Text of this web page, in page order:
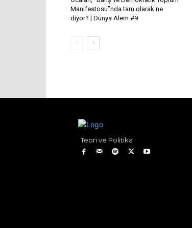
Manifestosu”nda tam olarak ne
diyor? | Dünya Alem #9
Teori ve Politika